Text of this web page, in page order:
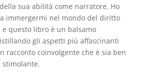
sua abilità come narratore. Ho
immergermi nel mondo del diritto
questo libro è un balsamo
gli aspetti più affascinanti
racconto coinvolgente che è sia ben